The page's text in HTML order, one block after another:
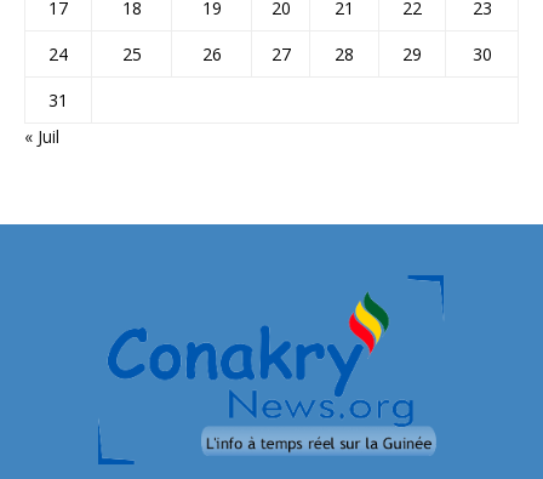
17
18 19 20 21 22
23
24
25 26 27 28 29
30
31
« Juil